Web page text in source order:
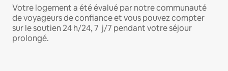
Votre logement a été évalué par notre communauté
de voyageurs de confiance et vous pouvez compter
sur le soutien 24 h/24, 7 j/7 pendant votre séjour
prolongé.